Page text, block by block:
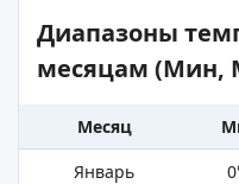
Диапазоны
месяцам (Мин,
Месяц
Январь